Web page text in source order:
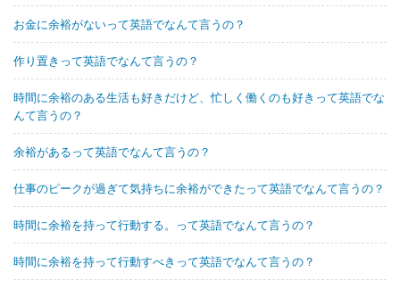
お金に余裕がないって英語でなんて言うの？
作り置きって英語でなんて言うの？
時間に余裕のある生活も好きだけど、忙しく働くのも好きって英語でな
んて言うの？
余裕があるって英語でなんて言うの？
仕事のピークが過ぎて気持ちに余裕ができたって英語でなんて言うの？
時間に余裕を持って行動する。って英語でなんて言うの？
時間に余裕を持って行動すべきって英語でなんて言うの？